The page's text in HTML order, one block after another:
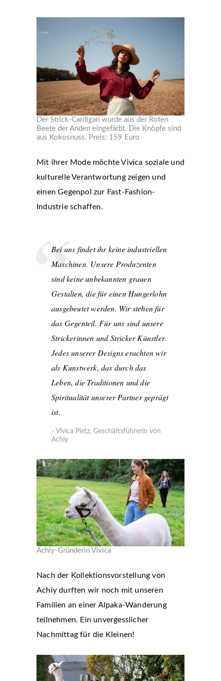
Der Strick-Cardigan wurde aus der Roten
Beete der Anden eingefärbt. Die Knöpfe sind
aus Kokosnuss. Preis: 159 Euro
Mit ihrer Mode möchte Vivica soziale und
kulturelle Verantwortung zeigen und
einen Gegenpol zur Fast-Fashion-
Industrie schaffen.
Bei uns findet ihr keine industriellen
Maschinen. Unsere Produzenten
sind keine unbekannten grauen
Gestalten, die für einen Hungerlohn
ausgebeutet werden. Wir stehen für
das Gegenteil. Für uns sind unsere
Strickerinnen und Stricker Künstler.
Jedes unserer Designs erachten wir
als Kunstwerk, das durch das
Leben, die Traditionen und die
Spiritualität unserer Partner geprägt
ist.
Vivica Pietz, Geschäftsführerin von
Achiy
Achiy-Gründerin Vivica
Nach der Kollektionsvorstellung von
Achiy durften wir noch mit unseren
Familien an einer Alpaka-Wanderung
teilnehmen. Ein unvergesslicher
Nachmittag für die Kleinen!